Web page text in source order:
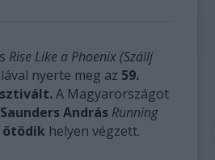
Rise Like a Phoenix (Szállj
nyerte meg az 59.
A Magyarországot
András Running
ötödik helyen végzett.